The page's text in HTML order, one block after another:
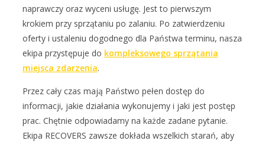
naprawczy oraz wyceni usługę. Jest to pierwszym
krokiem przy sprzątaniu po zalaniu. Po zatwierdzeniu
oferty i ustaleniu dogodnego dla Państwa terminu, nasza
ekipa przystępuje do kompleksowego sprzątania
miejsca zdarzenia.
Przez cały czas mają Państwo pełen dostęp do
informacji, jakie działania wykonujemy i jaki jest postęp
prac. Chętnie odpowiadamy na każde zadane pytanie.
Ekipa RECOVERS zawsze dokłada wszelkich starań, aby